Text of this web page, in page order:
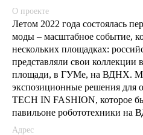
О проекте
Летом 2022 года состоялась
моды – масштабное событие,
нескольких площадках:
представляли свои коллекции
площади, в ГУМе, на ВДНХ.
экспозиционные решения для
TECH IN FASHION, которое
павильоне робототехники на
Адрес